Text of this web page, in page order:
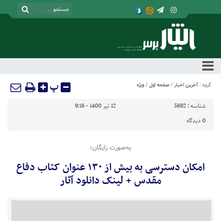
گروه : آخرین اخبار / صفحه اول / ویژه پ
شناسه : 5692
12 تیر 1400 - 9:16
0 دیدگاه
به‌صورت رایگان؛
امکان دسترسی به بیش از ۱۳۰ عنوان کتاب دفاع
مقدس + لینک دانلود آثار